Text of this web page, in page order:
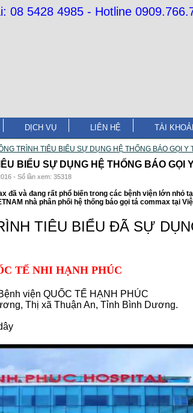
08 5428 4985 - Hotline
DỊCH VỤ LIÊN HỆ TÀI
TRÌNH TIÊU BIỂU SỰ DỤNG HỆ THỐNG BÁO GỌI Y
BIỂU SỰ DỤNG HỆ THỐNG BÁO GỌI
- Số lần xem: 35318
đã và đang rất phổ biến trong các bệnh viện lớn nhỏ
nhà phân phối hệ thống báo gọi tá commax tại
TIÊU BIỂU ĐÃ SỰ
TẾ NHI HẠNH PHÚC
viện QUỐC TẾ HẠNH PHÚC
Thị xã Thuận An, Tỉnh Bình Dương.